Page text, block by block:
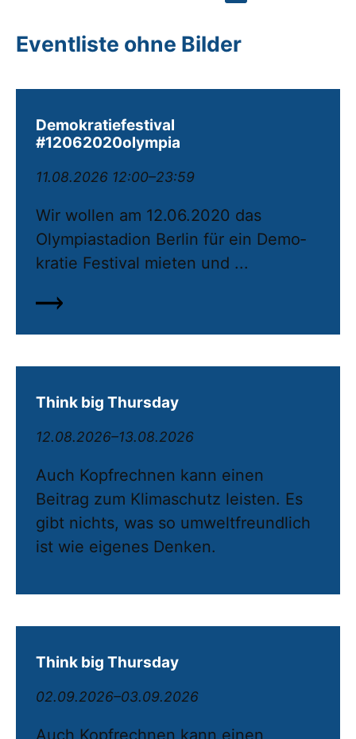
Eventliste ohne Bilder
Demokratiefestival
#12062020olympia
11.08.2026 12:00–23:59
Wir wollen am 12.06.2020 das
Olympiastadion Berlin für ein De­mo­
kratie Festival mieten und ...
Think big Thursday
12.08.2026–13.08.2026
Auch Kopfrechnen kann einen
Beitrag zum Klimaschutz leisten. Es
gibt nichts, was so umweltfreundlich
ist wie eigenes Denken.
Think big Thursday
02.09.2026–03.09.2026